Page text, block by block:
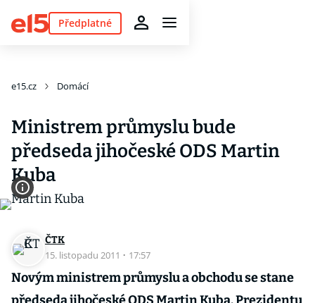
Předplatné
e15.cz Domácí
Ministrem průmyslu bude
předseda jihočeské ODS Martin
Kuba
ČTK
15. listopadu 2011 · 17:57
Novým ministrem průmyslu a obchodu se stane